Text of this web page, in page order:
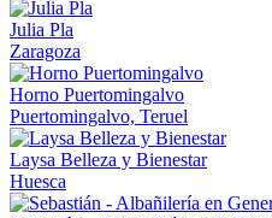
Julia Pla
Zaragoza
Horno Puertomingalvo
Puertomingalvo, Teruel
Laysa Belleza y Bienestar
Huesca